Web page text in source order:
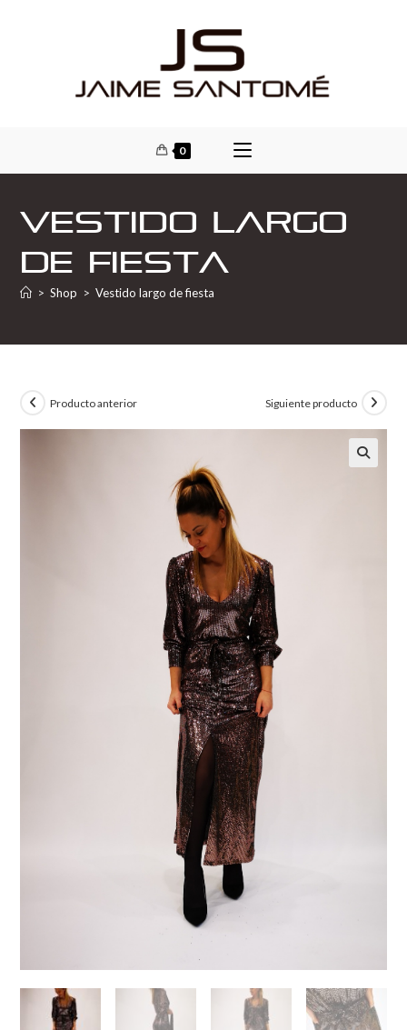
0
Vestido largo
de fiesta
> Shop > Vestido largo de fiesta
Producto anterior Siguiente producto